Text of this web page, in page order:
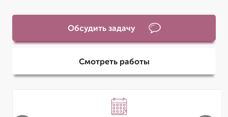
Обсудить задачу
Смотреть работы